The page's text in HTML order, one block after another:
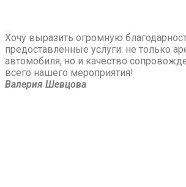
Хочу выразить огромную
предоставленные услуги: не только
автомобиля, но и качество
всего нашего мероприятия!
Валерия Шевцова